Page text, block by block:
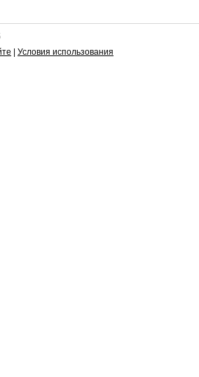
Условия использования